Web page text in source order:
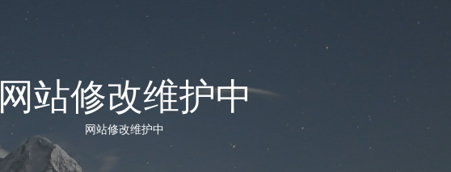
网站修改维护中
网站修改维护中